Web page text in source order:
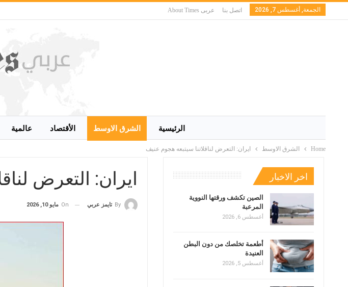
الجمعة, أغسطس 7, 2026 اتصل بنا عربى About Times
الرئيسية الشرق الاوسط الأقتصاد عالمية
Home الشرق الاوسط ايران: التعرض لناقلاتنا سيتبعه هجوم عنيف
ايران: التعرض
By تايمز عربي On مايو 10, 2026
اخر الاخبار
الصين تكشف ورقتها النووية
المرعبة
أغسطس 6, 2026
أطعمة تخلصك من دون البطن
العنيدة
أغسطس 5, 2026